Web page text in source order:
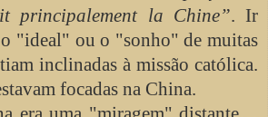
principalement la Chine”. Ir
o "ideal" ou o "sonho" de muitas
inclinadas à missão católica.
focadas na China.